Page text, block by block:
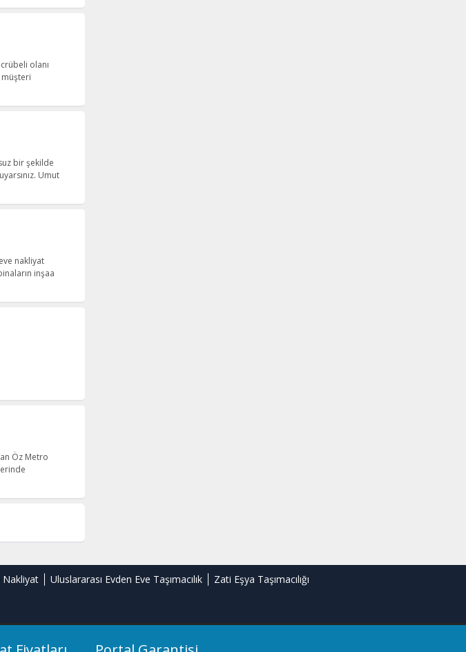
olanı
müşteri
bir şekilde
Umut
nakliyat
inşaa
Öz Metro
Nakliyat Uluslararası Evden Eve Taşımacılık Zati Eşya Taşımacılığı